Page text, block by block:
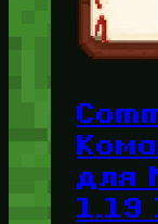
для
1.19